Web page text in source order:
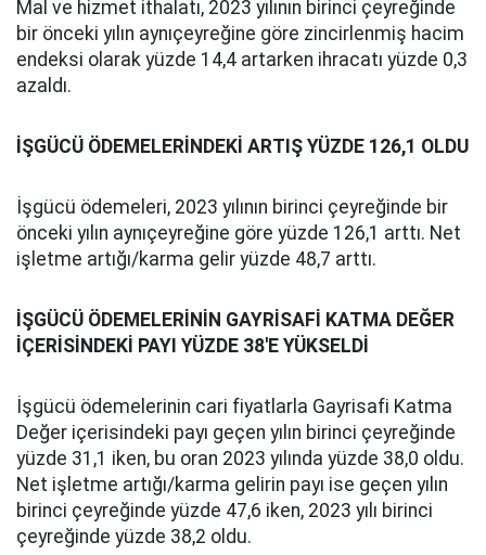
Mal ve hizmet ithalatı, 2023 yılının birinci çeyreğinde
bir önceki yılın aynıçeyreğine göre zincirlenmiş hacim
endeksi olarak yüzde 14,4 artarken ihracatı yüzde 0,3
azaldı.
İŞGÜCÜ ÖDEMELERİNDEKİ ARTIŞ YÜZDE 126,1 OLDU
İşgücü ödemeleri, 2023 yılının birinci çeyreğinde bir
önceki yılın aynıçeyreğine göre yüzde 126,1 arttı. Net
işletme artığı/karma gelir yüzde 48,7 arttı.
İŞGÜCÜ ÖDEMELERİNİN GAYRİSAFİ KATMA DEĞER
İÇERİSİNDEKİ PAYI YÜZDE 38'E YÜKSELDİ
İşgücü ödemelerinin cari fiyatlarla Gayrisafi Katma
Değer içerisindeki payı geçen yılın birinci çeyreğinde
yüzde 31,1 iken, bu oran 2023 yılında yüzde 38,0 oldu.
Net işletme artığı/karma gelirin payı ise geçen yılın
birinci çeyreğinde yüzde 47,6 iken, 2023 yılı birinci
çeyreğinde yüzde 38,2 oldu.